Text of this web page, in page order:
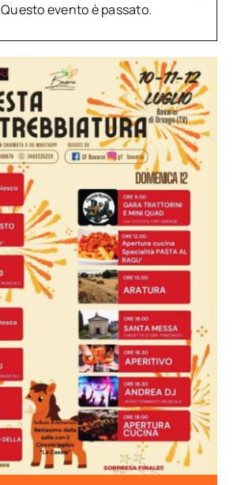
Questo evento è passato.